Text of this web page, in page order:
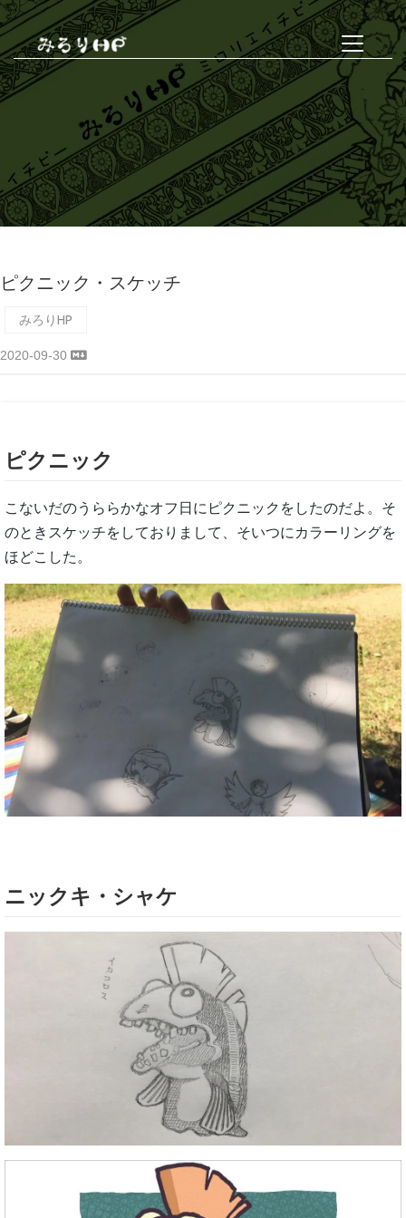
ピクニック・スケッチ
みろりHP
2020-09-30
ピクニック
こないだのうららかなオフ日にピクニックをしたのだよ。そ
のときスケッチをしておりまして、そいつにカラーリングを
ほどこした。
ニックキ・シャケ